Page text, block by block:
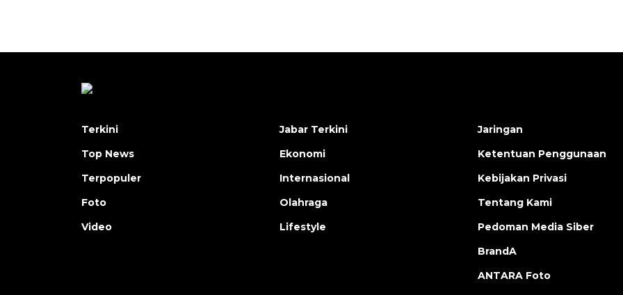
Terkini
Top News
Terpopuler
Foto
Video
Jabar Terkini
Ekonomi
Internasional
Olahraga
Lifestyle
Jaringan
Ketentuan Penggunaan
Kebijakan Privasi
Tentang Kami
Pedoman Media Siber
BrandA
ANTARA Foto